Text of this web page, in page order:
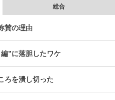
総合
賛の理由
編”に落胆したワケ
ろを潰し切った